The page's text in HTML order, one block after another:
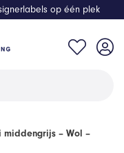
op één plek
middengrijs – Wol –